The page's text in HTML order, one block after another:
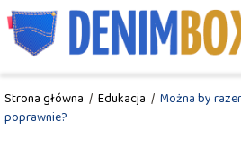
Strona główna / Edukacja / Można by
poprawnie?